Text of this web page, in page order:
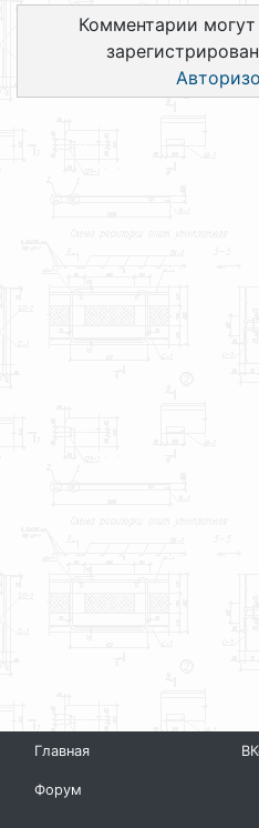
Комментарии могут
Главная
Форум